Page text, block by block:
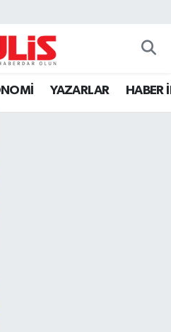
YAZARLAR HABER